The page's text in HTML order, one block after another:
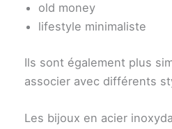
old money
lifestyle minimaliste
Ils sont également plus
associer avec différents
Les bijoux en acier